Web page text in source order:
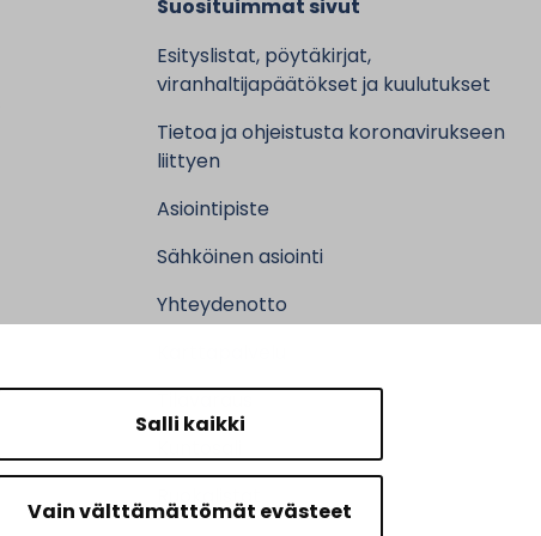
Salli kaikki
Vain välttämättömät evästeet
Suosituimmat sivut
Esityslistat, pöytäkirjat,
viranhaltijapäätökset ja kuulutukset
Tietoa ja ohjeistusta koronavirukseen
liittyen
Asiointipiste
Sähköinen asiointi
Yhteydenotto
Ruokalistat